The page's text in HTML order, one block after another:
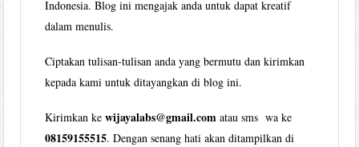
Indonesia. Blog ini mengajak anda untuk dapat kreatif
dalam menulis.
Ciptakan tulisan-tulisan anda yang bermutu dan kirimkan
kepada kami untuk ditayangkan di blog ini.
Kirimkan kewijayalabs@gmail.com atau sms wa ke
08159155515. Dengan senang hati akan ditampilkan di